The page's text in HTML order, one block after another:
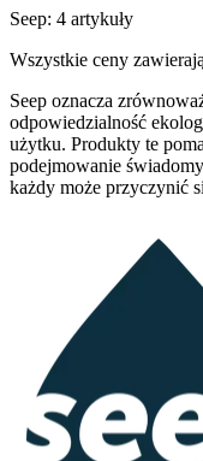
Seep: 4 artykuły
Wszystkie ceny
Seep oznacza
odpowiedzialność
użytku. Produkty te
podejmowanie
każdy może przyczynić